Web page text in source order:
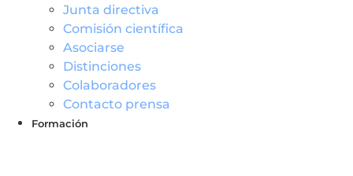
Junta directiva
Comisión científica
Asociarse
Distinciones
Colaboradores
Contacto prensa